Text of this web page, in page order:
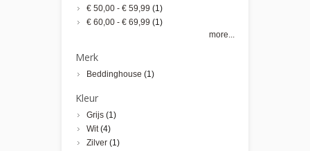
€ 50,00 - € 59,99 (1)
€ 60,00 - € 69,99 (1)
more...
Merk
Beddinghouse (1)
Kleur
Grijs (1)
Wit(4)
Zilver (1)